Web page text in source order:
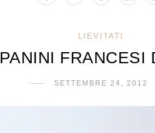
LIEVITATI
PANINI FRANCESI
SETTEMBRE 24, 2012